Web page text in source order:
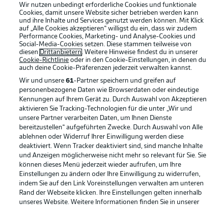
Rechtliche Hinweise Voreinstellungen verwalten
Datenschutz Nutzungsbedingungen
Kontakt Jobs
Impressum Partner
Spieler Liveticker
AGB
Wir nutzen unbedingt erforderliche Cookies und funktionale
Cookies, damit unsere Website sicher betrieben werden kann
und ihre Inhalte und Services genutzt werden können. Mit Klick
auf „Alle Cookies akzeptieren“ willigst du ein, dass wir zudem
Performance Cookies, Marketing- und Analyse-Cookies und
Social-Media-Cookies setzen. Diese stammen teilweise von
diesen Drittanbietern. Weitere Hinweise findest du in unserer
Cookie-Richtlinie oder in den Cookie-Einstellungen, in denen du
auch deine Cookie-Präferenzen jederzeit verwalten kannst.
Wir und unsere61-Partner speichern und greifen auf
personenbezogene Daten wie Browserdaten oder eindeutige
Kennungen auf Ihrem Gerät zu. Durch Auswahl von Akzeptieren
aktivieren Sie Tracking-Technologien für die unter „Wir und
unsere Partner verarbeiten Daten, um Ihnen Dienste
bereitzustellen“ aufgeführten Zwecke. Durch Auswahl von Alle
ablehnen oder Widerruf Ihrer Einwilligung werden diese
deaktiviert. Wenn Tracker deaktiviert sind, sind manche Inhalte
und Anzeigen möglicherweise nicht mehr so relevant für Sie. Sie
können dieses Menü jederzeit wieder aufrufen, um Ihre
Einstellungen zu ändern oder Ihre Einwilligung zu widerrufen,
indem Sie auf den Link Voreinstellungen verwalten am unteren
Rand der Webseite klicken. Ihre Einstellungen gelten innerhalb
unseres Website. Weitere Informationen finden Sie in unserer